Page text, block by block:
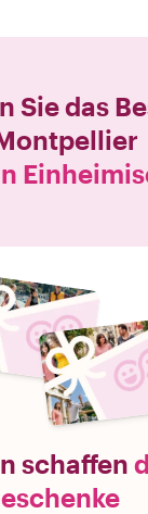
Sie das
schaffen